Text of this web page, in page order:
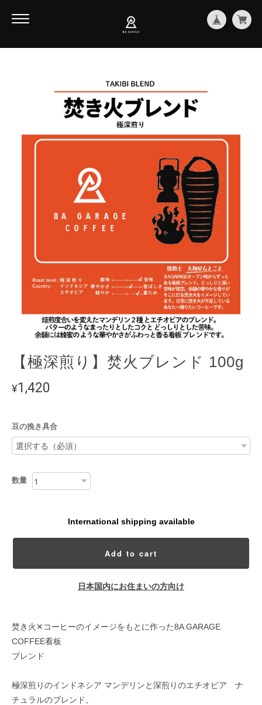
【極深煎り】焚火ブレンド 100g
¥1,420
豆の挽き具合
数量
International shipping available
Add to cart
日本国内にお住まいの方向け
焚き火✕コーヒーのイメージをもとに作った8A GARAGE
COFFEE看板
ブレンド
極深煎りのインドネシア マンデリンと深煎りのエチオピア ナ
チュラルのブレンド。